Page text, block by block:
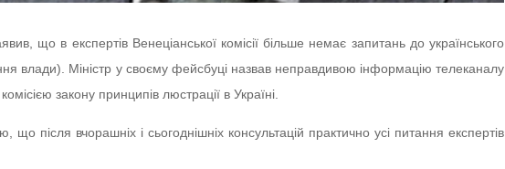
що в експертів Венеціанської комісії більше немає запитань до українського
влади). Міністр у своєму фейсбуці назвав неправдивою інформацію телеканалу
закону принципів люстрації в Україні.
після вчорашніх і сьогоднішніх консультацій практично усі питання експертів